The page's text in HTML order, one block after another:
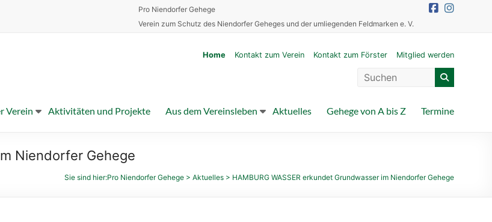
Pro Niendorfer Gehege
Verein zum Schutz des Niendorfer Geheges und der umliegenden Feldmarken e. V.
Home Kontakt zum Verein Kontakt zum Förster Mitglied werden
Verein Aktivitäten und Projekte Aus dem Vereinsleben Aktuelles Gehege von A bis Z Termine
Niendorfer Gehege
Sie sind hier:Pro Niendorfer Gehege > Aktuelles > HAMBURG WASSER erkundet Grundwasser im Niendorfer Gehege